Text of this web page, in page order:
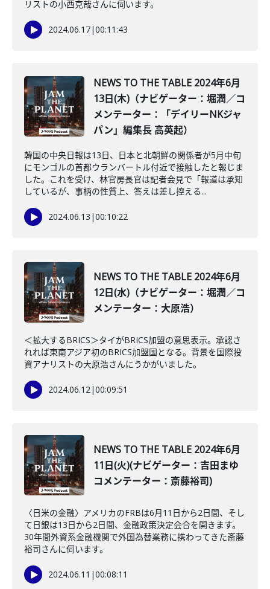
リストの小西克哉さんに伺います。
2024.06.17|00:11:43
NEWS TO THE TABLE 2024年6月
13日(木)（ナビゲーター：堀潤／コ
メンテーター：「デイリーNKジャ
パン」編集長 高英起）
韓国の中央日報は13日、日本と北朝鮮の関係者が5月中旬
にモンゴルの首都ウランバートル付近で接触したと報じま
した。これを受け、林官房長官は記者会見で「報道は承知
しているが、事柄の性質上、答えは差し控える...
2024.06.13 |00:10:22
NEWS TO THE TABLE 2024年6月
12日(水)（ナビゲーター：堀潤／コ
メンテーター：大原浩）
＜拡大するBRICS＞タイがBRICS加盟の意思表示。承認さ
れれば東南アジア初のBRICS加盟国となる。背景を国際投
資アナリストの大原浩さんにうかがいました。
2024.06.12|00:09:51
NEWS TO THE TABLE 2024年6月
11日(火)(ナビゲーター：吉田まゆ
コメンテーター：斎藤裕司)
〈日米の金融〉アメリカのFRBは6月11日から2日間、そし
て日銀は13日から2日間、金融政策決定会合を開きます。
30年間外資系金融機関で外国為替業務に携わってきた斎藤
裕司さんに伺います。
2024.06.11 |00:08:11